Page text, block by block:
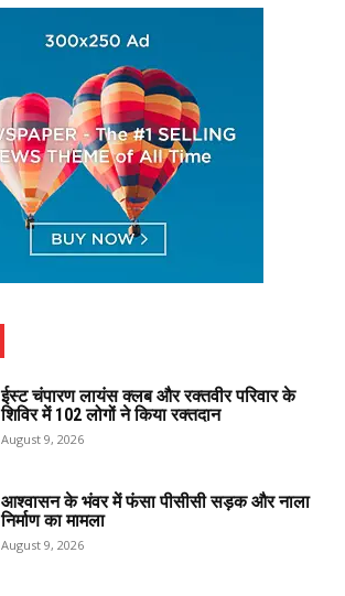
ईस्ट चंपारण लायंस क्लब और रक्तवीर परिवार के
शिविर में 102 लोगों ने किया रक्तदान
August 9, 2026
आश्वासन के भंवर में फंसा पीसीसी सड़क और नाला
निर्माण का मामला
August 9, 2026